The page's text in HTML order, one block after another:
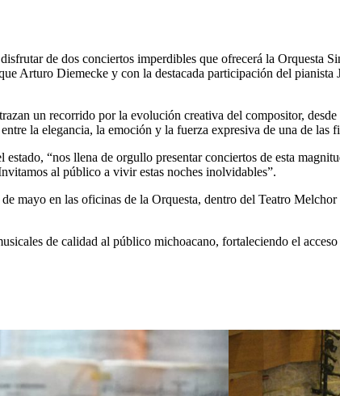
de dos conciertos imperdibles que ofrecerá la Orquesta
Arturo Diemecke y con la destacada participación del pianista
un recorrido por la evolución creativa del compositor,
la elegancia, la emoción y la fuerza expresiva de una de las
“nos llena de orgullo presentar conciertos de esta
al público a vivir estas noches inolvidables”.
mayo en las oficinas de la Orquesta, dentro del Teatro
de calidad al público michoacano, fortaleciendo el